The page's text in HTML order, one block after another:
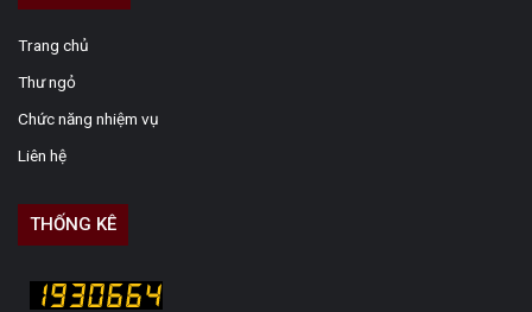
Trang chủ
Thư ngỏ
Chức năng nhiệm vụ
Liên hệ
THỐNG KÊ